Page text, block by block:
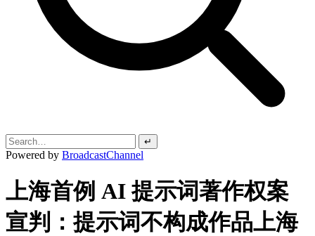
↵
Powered by BroadcastChannel
上海首例 AI 提示词著作权案
宣判：提示词不构成作品上海